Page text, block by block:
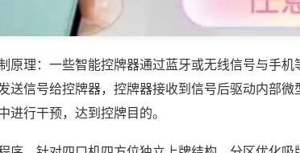
原理：一些智能控牌器通过蓝牙或无线信号与手
送信号给控牌器，控牌器接收到信号后驱动内部
进行干预，达到控牌目的。